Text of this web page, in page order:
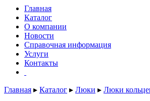
Главная
Каталог
О компании
Новости
Справочная информация
Услуги
Контакты
Главная ▸ Каталог ▸ Люки ▸ Люки